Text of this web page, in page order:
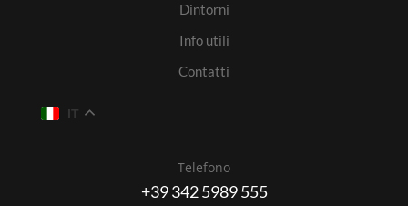
Dintorni
Info utili
Contatti
IT
Telefono
+39 342 5989 555